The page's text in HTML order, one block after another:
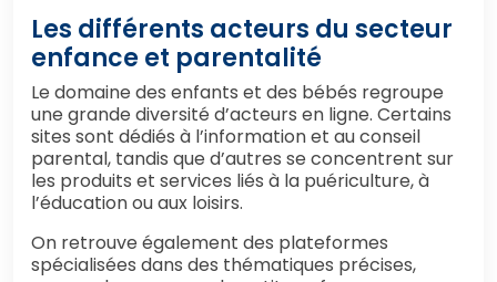
Les différents acteurs du secteur
enfance et parentalité
Le domaine des enfants et des bébés regroupe
une grande diversité d’acteurs en ligne. Certains
sites sont dédiés à l’information et au conseil
parental, tandis que d’autres se concentrent sur
les produits et services liés à la puériculture, à
l’éducation ou aux loisirs.
On retrouve également des plateformes
spécialisées dans des thématiques précises,